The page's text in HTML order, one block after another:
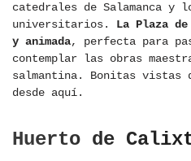
catedrales de Salamanca y
universitarios. La Plaza
y animada, perfecta para
contemplar las obras
salmantina. Bonitas vistas
desde aquí.
Huerto de